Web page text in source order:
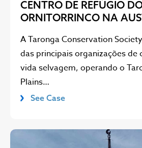
CENTRO DE REFÚGIO
ORNITORRINCO NA
A Taronga Conservation
das principais organizações de
vida selvagem, operando o
Plains…
See Case